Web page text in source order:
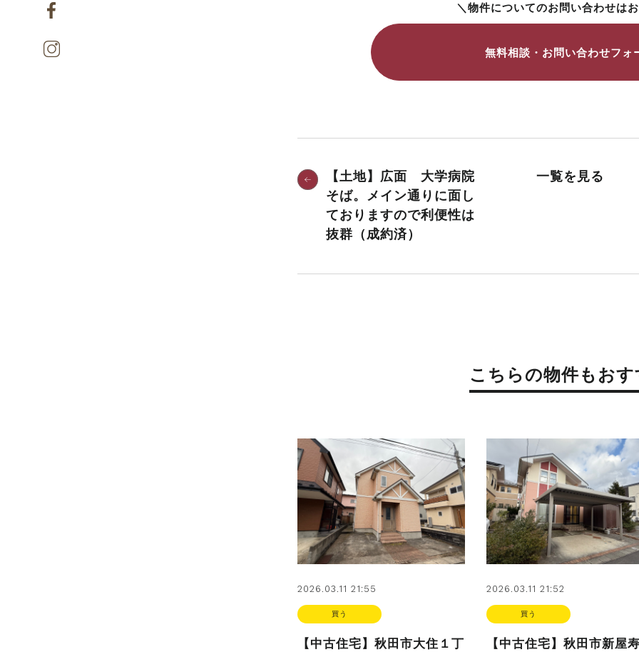
＼物件についてのお問い合わせは
無料相談・お問い合わせフォ
【土地】広面 大学病院
そば。メイン通りに面し
ておりますので利便性は
抜群（成約済）
一覧を見る
こちらの物件もお
2026.03.11 21:55
買う
【中古住宅】秋田市大住１丁
2026.03.11 21:52
買う
【中古住宅】秋田市新屋